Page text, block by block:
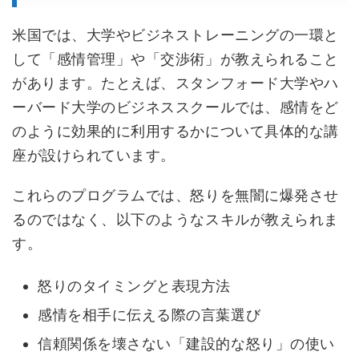
米国では、大学やビジネストレーニングの一環と
して「感情管理」や「交渉術」が教えられること
があります。たとえば、スタンフォード大学やハ
ーバード大学のビジネススクールでは、感情をど
のように効果的に利用するかについて具体的な講
座が設けられています。
これらのプログラムでは、怒りを無闇に爆発させ
るのではなく、以下のようなスキルが教えられま
す。
怒りのタイミングと表現方法
感情を相手に伝える際の言葉選び
信頼関係を壊さない「建設的な怒り」の使い